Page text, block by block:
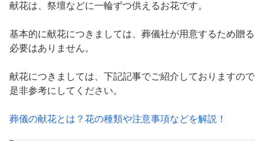
献花は、祭壇などに一輪ずつ供えるお花です。
基本的に献花につきましては、葬儀社が用意するため贈る
必要はありません。
献花につきましては、下記記事でご紹介しておりますので
是非参考にしてください。
葬儀の献花とは？花の種類や注意事項などを解説！